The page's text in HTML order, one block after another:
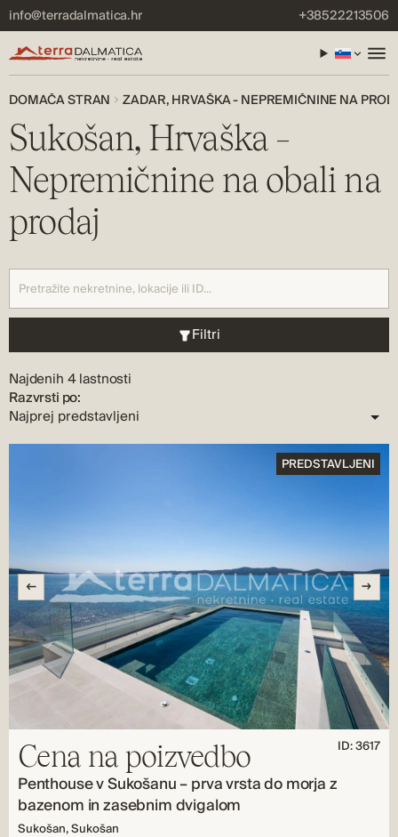
info@terradalmatica.hr +38522213506
DOMAČA STRAN ZADAR, HRVAŠKA - NEPREMIČNINE NA
Sukošan, Hrvaška –
Nepremičnine na obali na
prodaj
Filtri
Najdenih 4 lastnosti
Razvrsti po:
PREDSTAVLJENI
Cena na poizvedbo ID: 3617
Penthouse v Sukošanu – prva vrsta do morja z
bazenom in zasebnim dvigalom
Sukošan, Sukošan